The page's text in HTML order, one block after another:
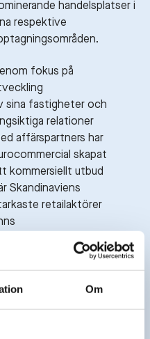
Om
handelsplatser i
respektive
fokus på
sina fastigheter och
relationer
affärspartners har
skapat
kommersiellt utbud
Skandinaviens
retailaktörer
tillsammans.
spänner över
nationella
lokala aktörer inom